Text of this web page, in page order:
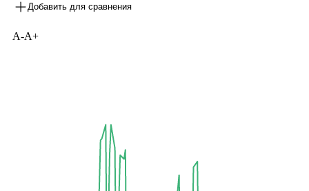
Добавить для сравнения